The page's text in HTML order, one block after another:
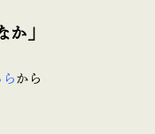
か」
ら から